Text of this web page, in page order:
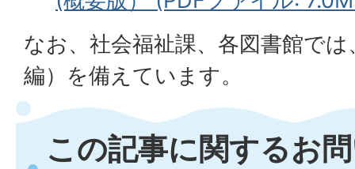
なお、社会福祉課、各図書館で
編）を備えています。
この記事に関するお